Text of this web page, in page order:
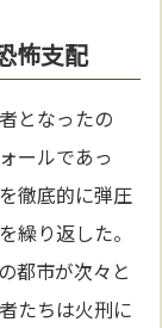
怖支配
となったの
ールであっ
徹底的に弾圧
繰り返した。
都市が次々と
たちは火刑に